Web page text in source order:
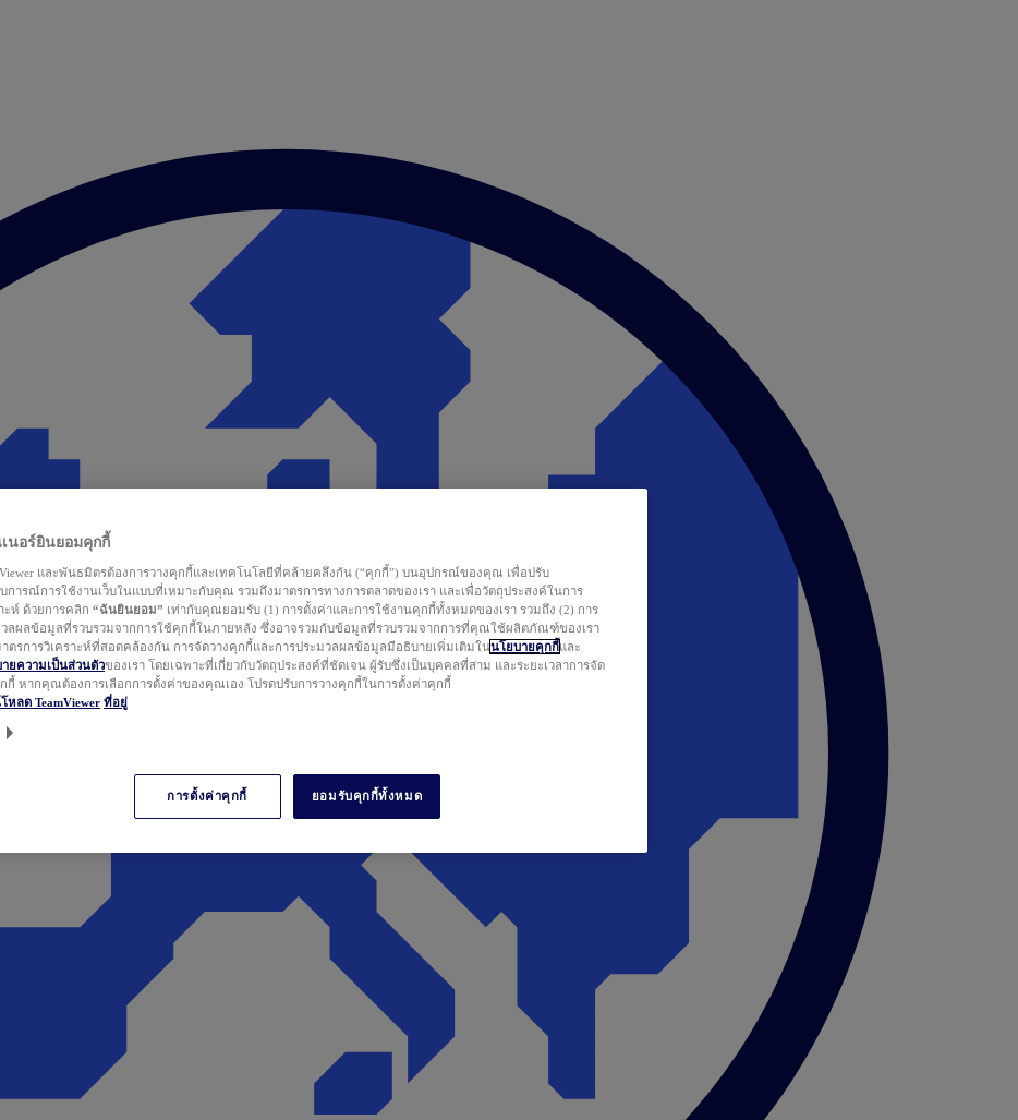
นอร์ยินยอมคุกกี้
และพันธมิตรต้องการวางคุกกี้และเทคโนโลยีที่คล้ายคลึงกัน (“คุกกี้”) บนอุปกรณ์ของคุณ เพื่อปรับ
การณ์การใช้งานเว็บในแบบที่เหมาะกับคุณ รวมถึงมาตรการทางการตลาดของเรา และเพื่อวัตถุประสงค์ในการ
ะห์ ด้วยการคลิก “ฉันยินยอม” เท่ากับคุณยอมรับ (1) การตั้งค่าและการใช้งานคุกกี้ทั้งหมดของเรา รวมถึง (2) การ
ลผลข้อมูลที่รวบรวมจากการใช้คุกกี้ในภายหลัง ซึ่งอาจรวมกับข้อมูลที่รวบรวมจากการที่คุณใช้ผลิตภัณฑ์ของเรา
ตรการวิเคราะห์ที่สอดคล้องกัน การจัดวางคุกกี้และการประมวลผลข้อมูลมีอธิบายเพิ่มเติมในนโยบายคุกกี้และ
ยความเป็นส่วนตัวของเรา โดยเฉพาะที่เกี่ยวกับวัตถุประสงค์ที่ชัดเจน ผู้รับซึ่งเป็นบุคคลที่สาม และระยะเวลาการจัด
กี้ หากคุณต้องการเลือกการตั้งค่าของคุณเอง โปรดปรับการวางคุกกี้ในการตั้งค่าคุกกี้
หลด TeamViewer ที่อยู่
การตั้งค่าคุกกี้ ยอมรับคุกกี้ทั้งหมด